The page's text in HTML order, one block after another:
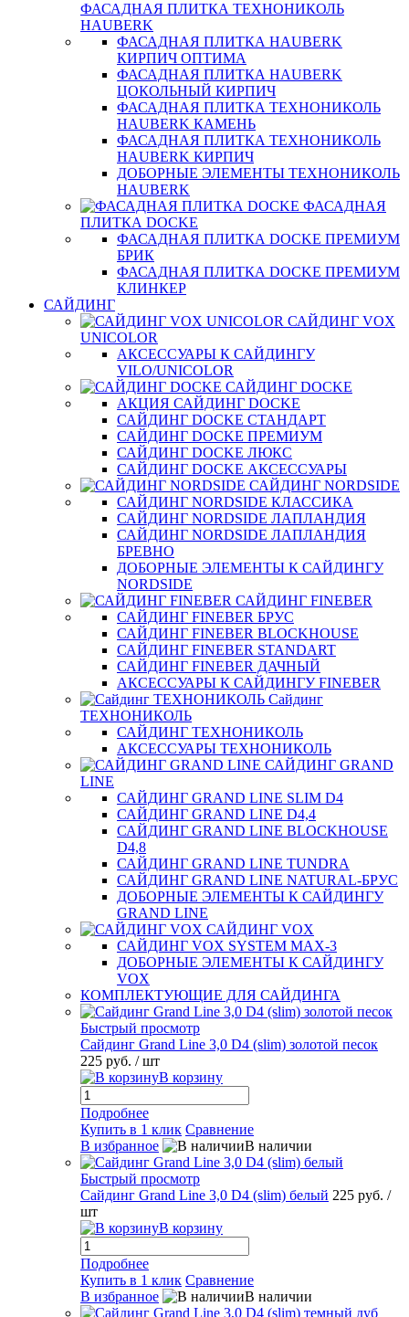
ФАСАДНАЯ ПЛИТКА ТЕХНОНИКОЛЬ
HAUBERK
ФАСАДНАЯ ПЛИТКА HAUBERK
КИРПИЧ ОПТИМА
ФАСАДНАЯ ПЛИТКА HAUBERK
ЦОКОЛЬНЫЙ КИРПИЧ
ФАСАДНАЯ ПЛИТКА ТЕХНОНИКОЛЬ
HAUBERK КАМЕНЬ
ФАСАДНАЯ ПЛИТКА ТЕХНОНИКОЛЬ
HAUBERK КИРПИЧ
ДОБОРНЫЕ ЭЛЕМЕНТЫ ТЕХНОНИКОЛЬ
HAUBERK
ФАСАДНАЯ
ПЛИТКА DOCKE
ФАСАДНАЯ ПЛИТКА DOCKE ПРЕМИУМ
БРИК
ФАСАДНАЯ ПЛИТКА DOCKE ПРЕМИУМ
КЛИНКЕР
САЙДИНГ
САЙДИНГ VOX
UNICOLOR
АКСЕССУАРЫ К САЙДИНГУ
VILO/UNICOLOR
САЙДИНГ DOCKE
АКЦИЯ САЙДИНГ DOCKE
САЙДИНГ DOCKE СТАНДАРТ
САЙДИНГ DOCKE ПРЕМИУМ
САЙДИНГ DOCKE ЛЮКС
САЙДИНГ DOCKE АКСЕССУАРЫ
САЙДИНГ NORDSIDE
САЙДИНГ NORDSIDE КЛАССИКА
САЙДИНГ NORDSIDE ЛАПЛАНДИЯ
САЙДИНГ NORDSIDE ЛАПЛАНДИЯ
БРЕВНО
ДОБОРНЫЕ ЭЛЕМЕНТЫ К САЙДИНГУ
NORDSIDE
САЙДИНГ FINEBER
САЙДИНГ FINEBER БРУС
САЙДИНГ FINEBER BLOCKHOUSE
САЙДИНГ FINEBER STANDART
САЙДИНГ FINEBER ДАЧНЫЙ
АКСЕССУАРЫ К САЙДИНГУ FINEBER
Сайдинг
ТЕХНОНИКОЛЬ
САЙДИНГ ТЕХНОНИКОЛЬ
АКСЕССУАРЫ ТЕХНОНИКОЛЬ
САЙДИНГ GRAND
LINE
САЙДИНГ GRAND LINE SLIM D4
САЙДИНГ GRAND LINE D4,4
САЙДИНГ GRAND LINE BLOCKHOUSE
D4,8
САЙДИНГ GRAND LINE TUNDRA
САЙДИНГ GRAND LINE NATURAL-БРУС
ДОБОРНЫЕ ЭЛЕМЕНТЫ К САЙДИНГУ
GRAND LINE
САЙДИНГ VOX
САЙДИНГ VOX SYSTEM MAX-3
ДОБОРНЫЕ ЭЛЕМЕНТЫ К САЙДИНГУ
VOX
КОМПЛЕКТУЮЩИЕ ДЛЯ САЙДИНГА
Быстрый просмотр
Сайдинг Grand Line 3,0 D4 (slim) золотой песок
225 руб. / шт
В корзину
Подробнее
Купить в 1 клик Сравнение
В избранное
В наличии
Быстрый просмотр
Сайдинг Grand Line 3,0 D4 (slim) белый 225 руб. /
шт
В корзину
Подробнее
Купить в 1 клик Сравнение
В избранное
В наличии